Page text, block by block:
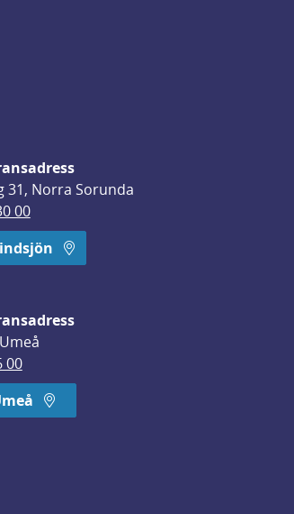
31, Norra Sorunda
00
00